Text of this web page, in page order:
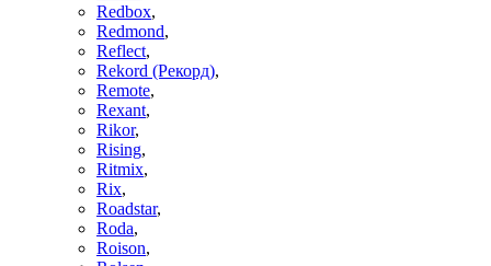
Redbox,
Redmond,
Reflect,
Rekord (Рекорд),
Remote,
Rexant,
Rikor,
Rising,
Ritmix,
Rix,
Roadstar,
Roda,
Roison,